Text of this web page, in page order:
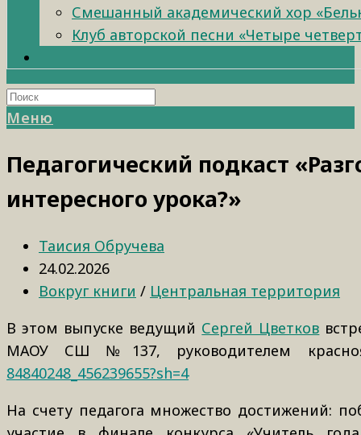
Смешанный академический хор
Клуб авторской песни «Четыре
Меню
Педагогический подкаст
интересного урока?»
Таисия Обручева
24.02.2026
Вокруг книги / Центральная территория
В этом выпуске ведущий Сергей Цветков
МАОУ СШ №137, руководителем
84840248_456239655?sh=4
На счету педагога множество достижений: